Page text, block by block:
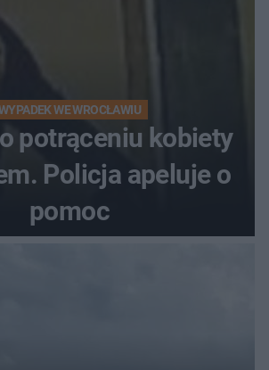
WE WROCŁAWIU
potrąceniu kobiety
Policja apeluje o
pomoc